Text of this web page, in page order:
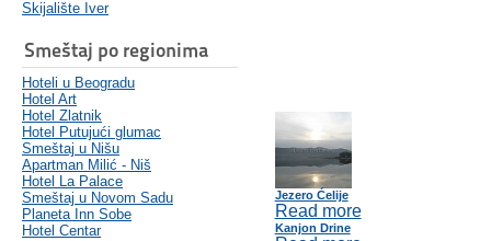
Skijalište Iver
Smeštaj po regionima
Hoteli u Beogradu
Hotel Art
Hotel Zlatnik
Hotel Putujući glumac
Smeštaj u Nišu
Apartman Milić - Niš
Hotel La Palace
Smeštaj u Novom Sadu
Planeta Inn Sobe
Hotel Centar
Jezero Ćelije
Read more
Kanjon Drine